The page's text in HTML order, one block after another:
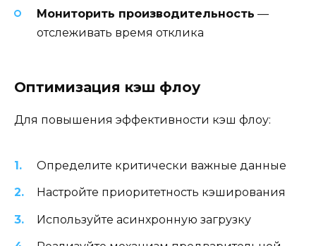
Мониторить производительность —
отслеживать время отклика
Оптимизация кэш флоу
Для повышения эффективности кэш флоу:
Определите критически важные данные
Настройте приоритетность кэширования
Используйте асинхронную загрузку